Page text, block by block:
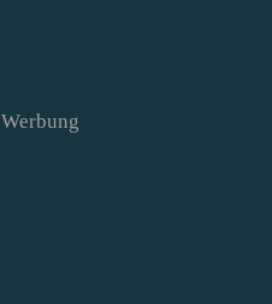
Werbung